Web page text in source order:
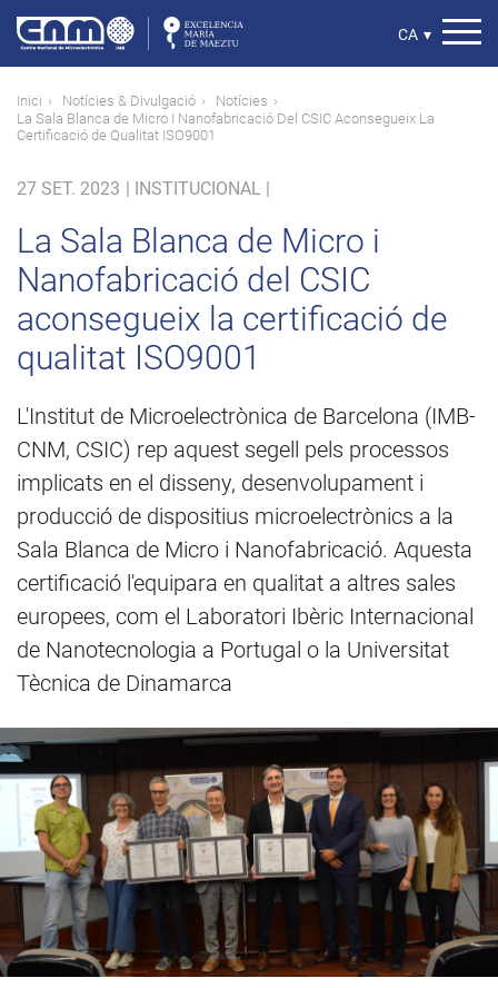
contingut
Select
CA ▾
Fil
d'ariadna
Inici Notícies & Divulgació
Notícies
La Sala Blanca de Micro I Nanofabricació Del CSIC Aconsegueix La
Certificació de Qualitat ISO9001
27 SET. 2023 | INSTITUCIONAL |
La Sala Blanca de Micro i
Nanofabricació del CSIC
aconsegueix la certificació de
qualitat ISO9001
L'Institut de Microelectrònica de Barcelona (IMB-
CNM, CSIC) rep aquest segell pels processos
implicats en el disseny, desenvolupament i
producció de dispositius microelectrònics a la
Sala Blanca de Micro i Nanofabricació. Aquesta
certificació l'equipara en qualitat a altres sales
europees, com el Laboratori Ibèric Internacional
de Nanotecnologia a Portugal o la Universitat
Tècnica de Dinamarca